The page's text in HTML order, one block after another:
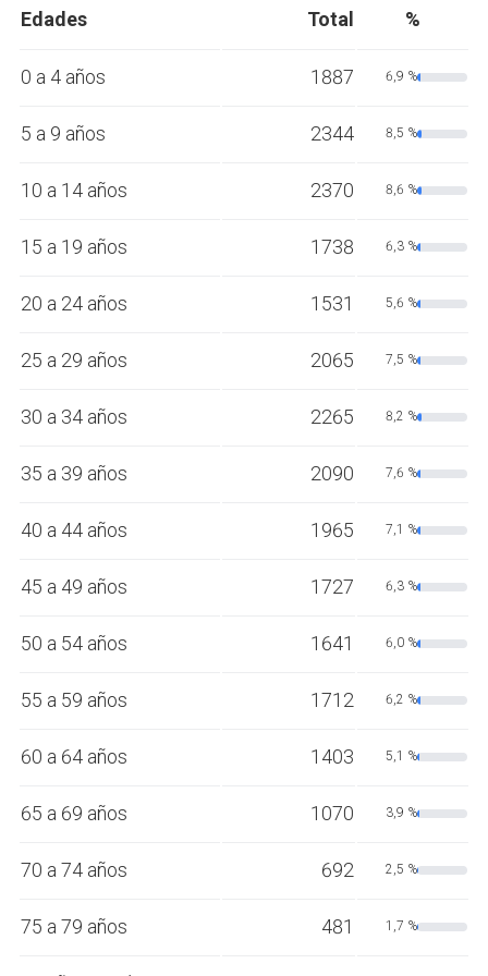
Edades Total %
0 a 4 años 1887 6,9 %
5 a 9 años 2344 8,5 %
10 a 14 años 2370 8,6 %
15 a 19 años 1738 6,3 %
20 a 24 años 1531 5,6 %
25 a 29 años 2065 7,5 %
30 a 34 años 2265 8,2 %
35 a 39 años 2090 7,6 %
40 a 44 años 1965 7,1 %
45 a 49 años 1727 6,3 %
50 a 54 años 1641 6,0 %
55 a 59 años 1712 6,2 %
60 a 64 años 1403 5,1 %
65 a 69 años 1070 3,9 %
70 a 74 años 692 2,5 %
75 a 79 años 481 1,7 %